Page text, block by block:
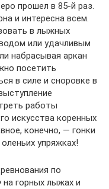
прошел в 85-й раз.
и интересна всем.
в лыжных
или удачливым
набрасывая аркан
посетить
в силе и сноровке в
работы
искусства коренных
конечно, — гонки
упряжках!
по
на горных лыжах и